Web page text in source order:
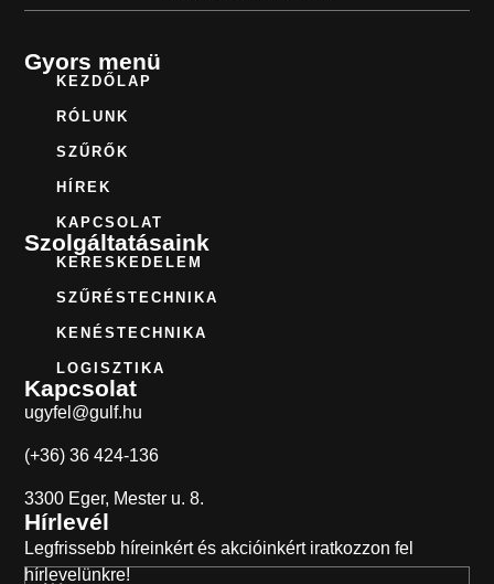
Gyors menü
KEZDŐLAP
RÓLUNK
SZŰRŐK
HÍREK
KAPCSOLAT
Szolgáltatásaink
KERESKEDELEM
SZŰRÉSTECHNIKA
KENÉSTECHNIKA
LOGISZTIKA
Kapcsolat
ugyfel@gulf.hu
(+36) 36 424-136
3300 Eger, Mester u. 8.
Hírlevél
Legfrissebb híreinkért és akcióinkért iratkozzon fel
hírlevelünkre!